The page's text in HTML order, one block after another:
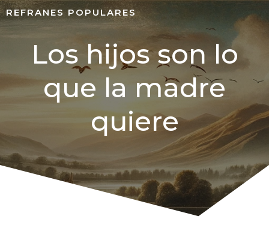
REFRANES POPULARES
Los hijos son lo
que la madre
quiere